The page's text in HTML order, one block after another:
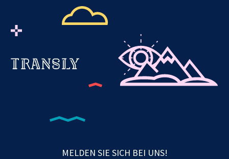
MELDEN SIE SICH BEI UNS!